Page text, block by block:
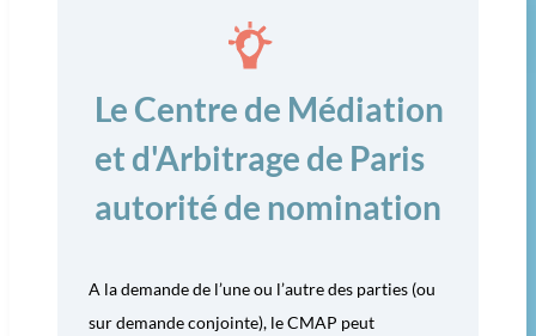
Le Centre de Médiation
et d'Arbitrage de Paris
autorité de nomination
A la demande de l’une ou l’autre des parties (ou
sur demande conjointe), le CMAP peut